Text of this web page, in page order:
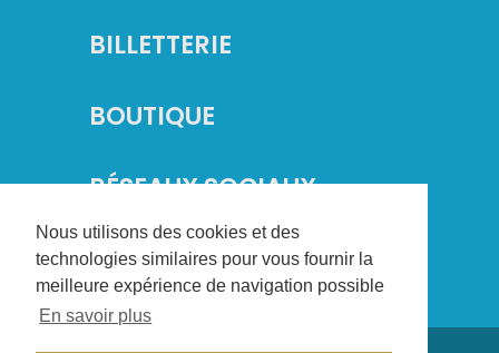
Nous utilisons des cookies et des
technologies similaires pour vous fournir la
meilleure expérience de navigation possible
En savoir plus
BILLETTERIE
BOUTIQUE
RÉSEAUX SOCIAUX